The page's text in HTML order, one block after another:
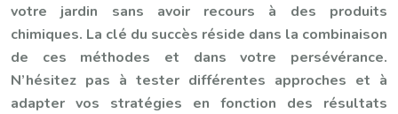
votre jardin sans avoir recours à des produits
chimiques. La clé du succès réside dans la combinaison
de ces méthodes et dans votre persévérance.
N’hésitez pas à tester différentes approches et à
adapter vos stratégies en fonction des résultats